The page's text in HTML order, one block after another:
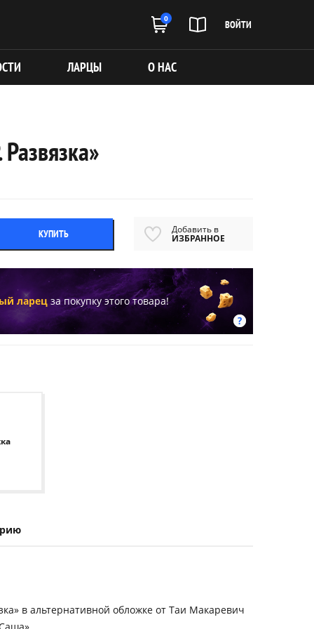
0 ВОЙТИ
ЛАРЦЫ О НАС
КУПИТЬ Добавить в
ИЗБРАННОЕ
ларецза покупку этого товара!
в альтернативной обложке от Таи Макаревич